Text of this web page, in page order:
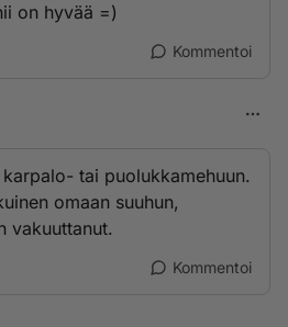
on hyvää =)
Kommentoi
tai puolukkamehuun.
omaan suuhun,
vakuuttanut.
Kommentoi